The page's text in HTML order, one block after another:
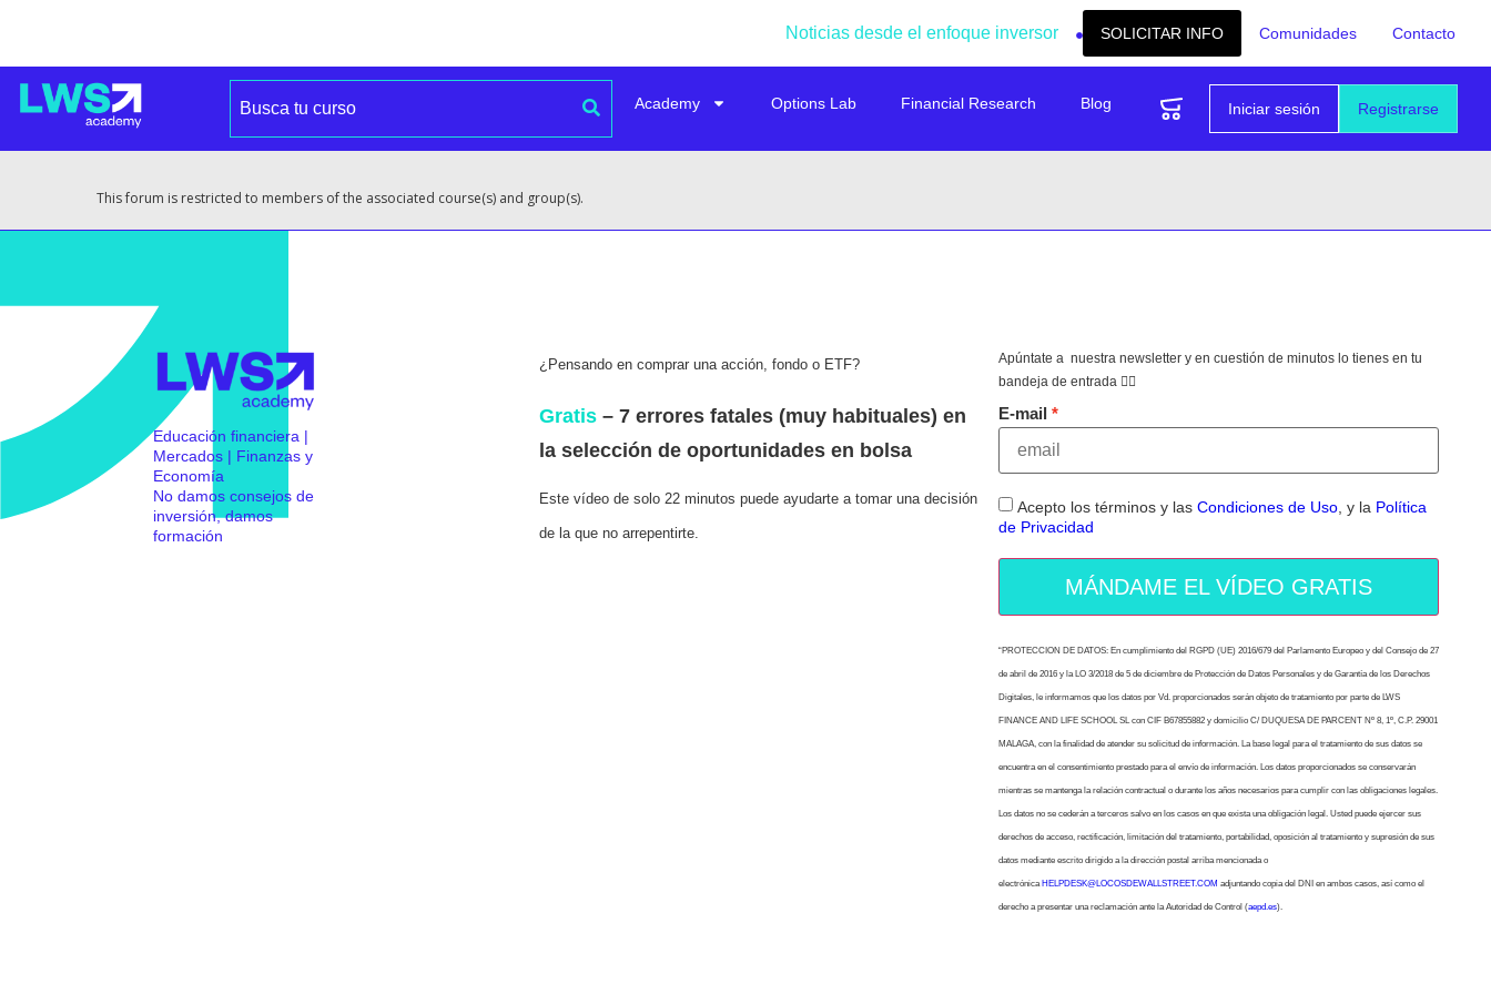
Noticias desde el enfoque inversor SOLICITAR INFO Comunidades Contacto
Registrarse
Iniciar sesión
Academy Options Lab Financial Research Blog
This forum is restricted to members of the associated course(s) and group(s).
Educación financiera |
Mercados | Finanzas y
Economía
No damos consejos de
inversión, damos
formación
¿Pensando en comprar una acción, fondo o ETF?
Gratis– 7 errores fatales (muy habituales) en
la selección de oportunidades en bolsa
Este vídeo de solo 22 minutos puede ayudarte a tomar una decisión
de la que no arrepentirte.
Apúntate a nuestra newsletter y en cuestión de minutos lo tienes en tu
bandeja de entrada 👇🏻
E-mail
Acepto los términos y las Condiciones de Uso, y la Política
de Privacidad
MÁNDAME EL VÍDEO GRATIS
“PROTECCION DE DATOS: En cumplimiento del RGPD (UE) 2016/679 del Parlamento Europeo y del Consejo de 27
de abril de 2016 y la LO 3/2018 de 5 de diciembre de Protección de Datos Personales y de Garantía de los Derechos
Digitales, le informamos que los datos por Vd. proporcionados serán objeto de tratamiento por parte de LWS
FINANCE AND LIFE SCHOOL SL con CIF B67855882 y domicilio C/ DUQUESA DE PARCENT Nº 8, 1º, C.P. 29001
MALAGA, con la finalidad de atender su solicitud de información. La base legal para el tratamiento de sus datos se
encuentra en el consentimiento prestado para el envío de información. Los datos proporcionados se conservarán
mientras se mantenga la relación contractual o durante los años necesarios para cumplir con las obligaciones legales.
Los datos no se cederán a terceros salvo en los casos en que exista una obligación legal. Usted puede ejercer sus
derechos de acceso, rectificación, limitación del tratamiento, portabilidad, oposición al tratamiento y supresión de sus
datos mediante escrito dirigido a la dirección postal arriba mencionada o
electrónica HELPDESK@LOCOSDEWALLSTREET.COM adjuntando copia del DNI en ambos casos, así como el
derecho a presentar una reclamación ante la Autoridad de Control (aepd.es).